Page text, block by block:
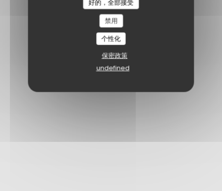
好的，全部接受
禁用
个性化
保密政策
undefined